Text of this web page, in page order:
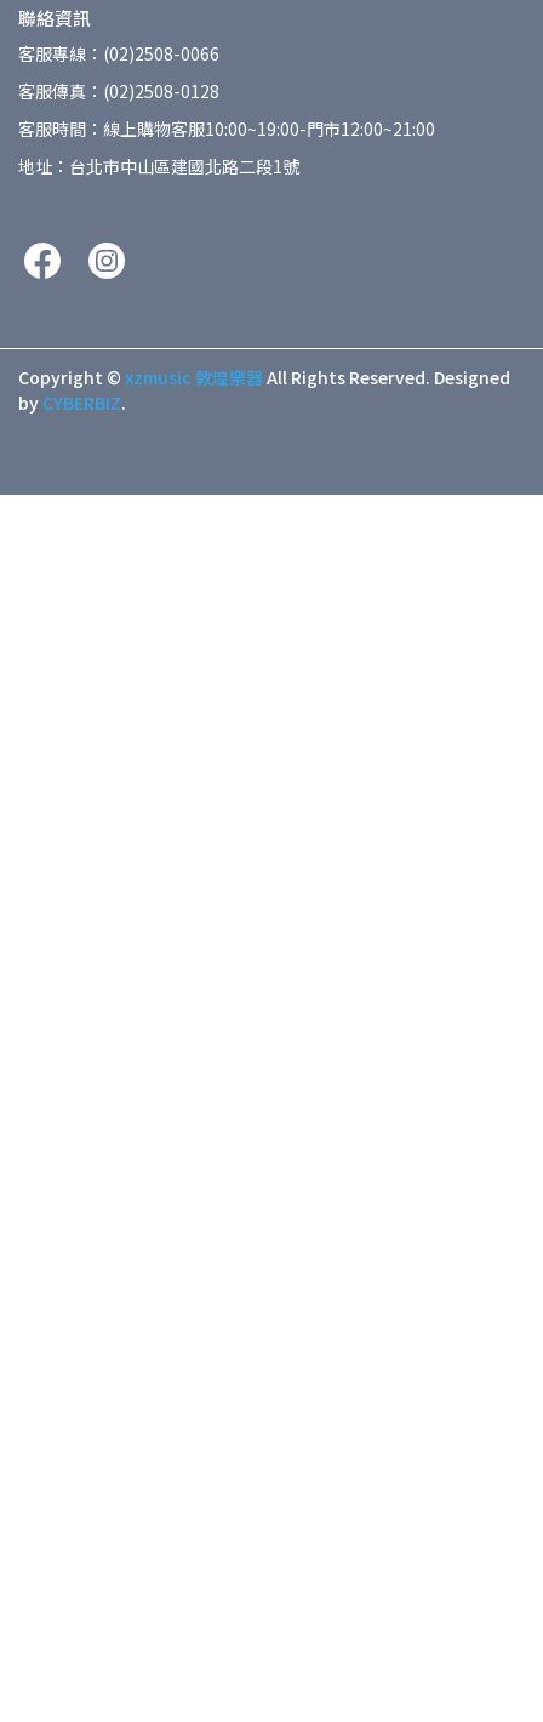
聯絡資訊
客服專線：(02)2508-0066
客服傳真：(02)2508-0128
客服時間：線上購物客服10:00~19:00-門市12:00~21:00
地址：台北市中山區建國北路二段1號
Copyright © xzmusic 敦煌樂器All Rights Reserved. Designed
by CYBERBIZ.